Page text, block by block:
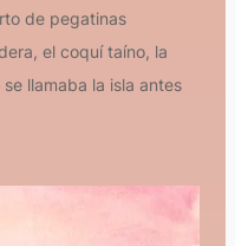
de pegatinas
el coquí taíno, la
llamaba la isla antes